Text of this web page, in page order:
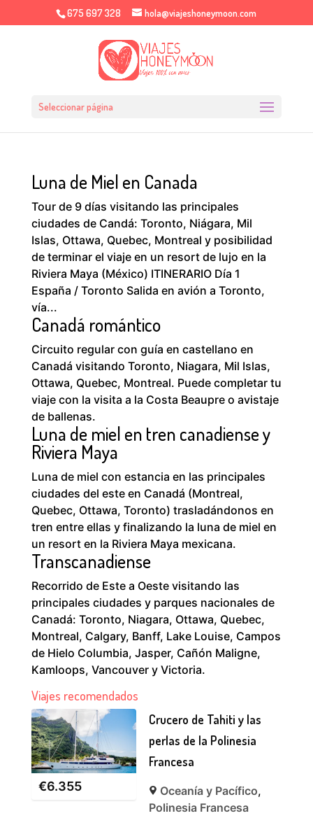
675 697 328 hola@viajeshoneymoon.com
Seleccionar página
Luna de Miel en Canada
Tour de 9 días visitando las principales
ciudades de Candá: Toronto, Niágara, Mil
Islas, Ottawa, Quebec, Montreal y posibilidad
de terminar el viaje en un resort de lujo en la
Riviera Maya (México) ITINERARIO Día 1
España / Toronto Salida en avión a Toronto,
vía...
Canadá romántico
Circuito regular con guía en castellano en
Canadá visitando Toronto, Niagara, Mil Islas,
Ottawa, Quebec, Montreal. Puede completar tu
viaje con la visita a la Costa Beaupre o avistaje
de ballenas.
Luna de miel en tren canadiense y
Riviera Maya
Luna de miel con estancia en las principales
ciudades del este en Canadá (Montreal,
Quebec, Ottawa, Toronto) trasladándonos en
tren entre ellas y finalizando la luna de miel en
un resort en la Riviera Maya mexicana.
Transcanadiense
Recorrido de Este a Oeste visitando las
principales ciudades y parques nacionales de
Canadá: Toronto, Niagara, Ottawa, Quebec,
Montreal, Calgary, Banff, Lake Louise, Campos
de Hielo Columbia, Jasper, Cañón Maligne,
Kamloops, Vancouver y Victoria.
Viajes recomendados
€6.355
Crucero de Tahiti y las
perlas de la Polinesia
Francesa
Oceanía y Pacífico,
Polinesia Francesa